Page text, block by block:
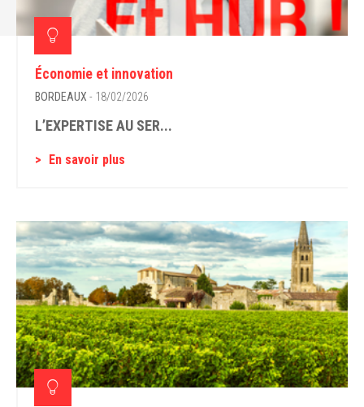
Économie et innovation
BORDEAUX - 18/02/2026
L’EXPERTISE AU SER...
En savoir plus